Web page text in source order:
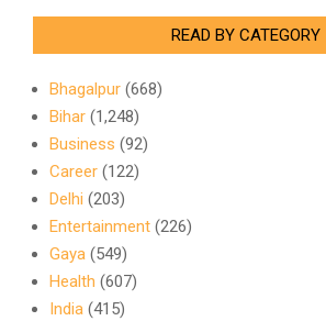
READ BY CATEGORY
Bhagalpur (668)
Bihar (1,248)
Business (92)
Career (122)
Delhi (203)
Entertainment (226)
Gaya (549)
Health (607)
India (415)